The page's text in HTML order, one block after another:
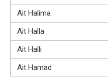
Ait Halima
Ait Halla
Ait Halli
Ait Hamad